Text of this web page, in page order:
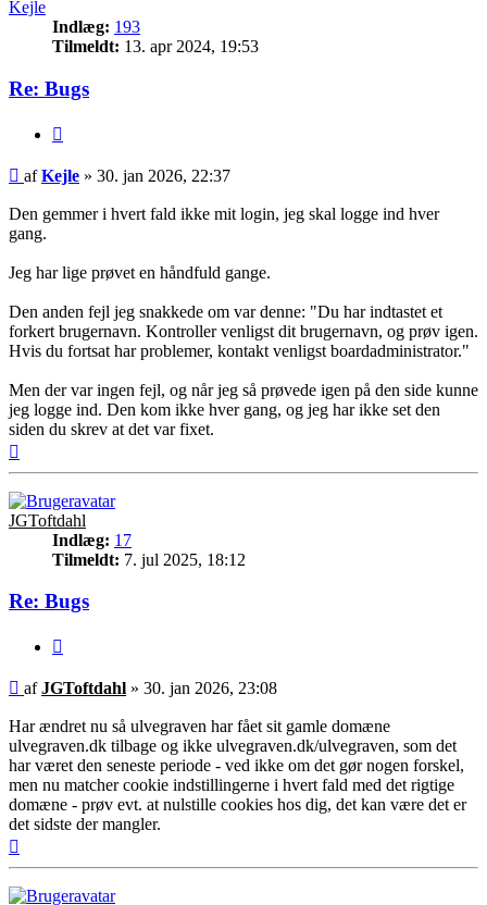
Kejle
Indlæg: 193
Tilmeldt: 13. apr 2024, 19:53
Re: Bugs
Indlæg
afKejle » 30. jan 2026, 22:37
Den gemmer i hvert fald ikke mit login, jeg skal logge ind hver
gang.
Jeg har lige prøvet en håndfuld gange.
Den anden fejl jeg snakkede om var denne: "Du har indtastet et
forkert brugernavn. Kontroller venligst dit brugernavn, og prøv igen.
Hvis du fortsat har problemer, kontakt venligst boardadministrator."
Men der var ingen fejl, og når jeg så prøvede igen på den side kunne
jeg logge ind. Den kom ikke hver gang, og jeg har ikke set den
siden du skrev at det var fixet.
JGToftdahl
Indlæg: 17
Tilmeldt: 7. jul 2025, 18:12
Re: Bugs
Indlæg
afJGToftdahl » 30. jan 2026, 23:08
Har ændret nu så ulvegraven har fået sit gamle domæne
ulvegraven.dk tilbage og ikke ulvegraven.dk/ulvegraven, som det
har været den seneste periode - ved ikke om det gør nogen forskel,
men nu matcher cookie indstillingerne i hvert fald med det rigtige
domæne - prøv evt. at nulstille cookies hos dig, det kan være det er
det sidste der mangler.